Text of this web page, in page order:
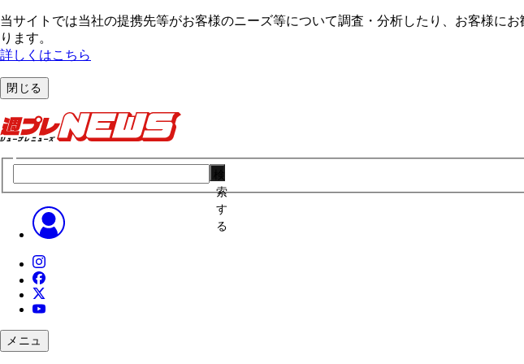
当サイトでは当社の提携先等がお客様のニーズ等について調査・分析したり、お客様に
ります。
詳しくはこちら
閉じる
索
す
る
メニュ